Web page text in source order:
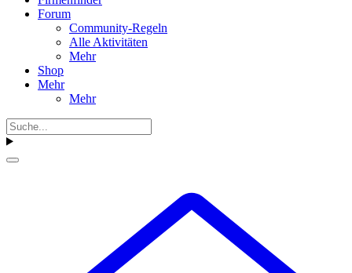
Forum
Community-Regeln
Alle Aktivitäten
Mehr
Shop
Mehr
Mehr